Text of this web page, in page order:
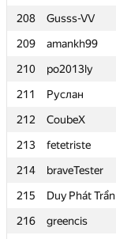
208
Gusss-VV
209
amankh99
210
po2013ly
211
Руслан
212
CoubeX
213
fetetriste
214
braveTester
215
Duy Phát Trần
216
greencis
208
Gusss-VV
209
amankh99
210
po2013ly
211
Руслан
212
CoubeX
213
fetetriste
214
braveTester
215
Duy Phát Trần
216
greencis